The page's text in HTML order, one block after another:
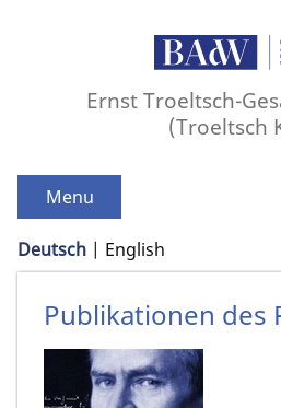
Ernst Troeltsch-
(Troeltsch
Menu
Deutsch English
Publikationen des